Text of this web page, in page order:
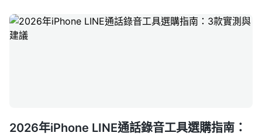
2026年iPhone LINE通話錄音工具選購指南：